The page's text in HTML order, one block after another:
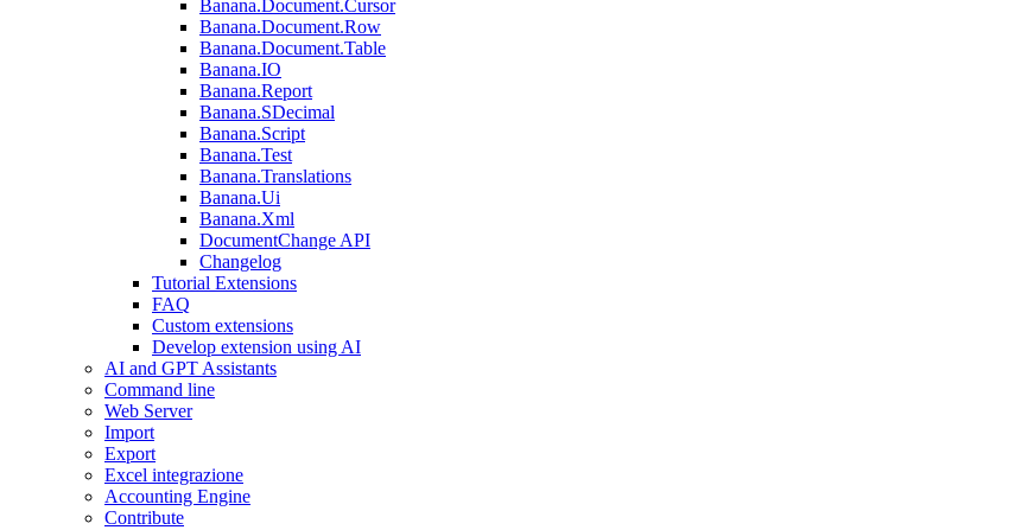
Banana.Document.Cursor
Banana.Document.Row
Banana.Document.Table
Banana.IO
Banana.Report
Banana.SDecimal
Banana.Script
Banana.Test
Banana.Translations
Banana.Ui
Banana.Xml
DocumentChange API
Changelog
Tutorial Extensions
FAQ
Custom extensions
Develop extension using AI
AI and GPT Assistants
Command line
Web Server
Import
Export
Excel integrazione
Accounting Engine
Contribute